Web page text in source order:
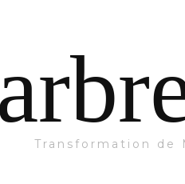
Transformation de